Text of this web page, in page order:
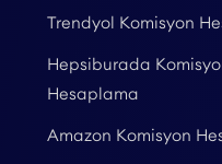
Trendyol Komisyon
Hepsiburada
Hesaplama
Amazon Komisyon